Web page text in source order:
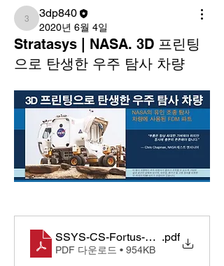
3dp840
3dp840
2020년 6월 4일
Stratasys | NASA. 3D 프린팅
으로 탄생한 우주 탐사 차량
SSYS-CS-Fortus-NASA-08-13_KR
.pdf
PDF 다운로드 • 954KB